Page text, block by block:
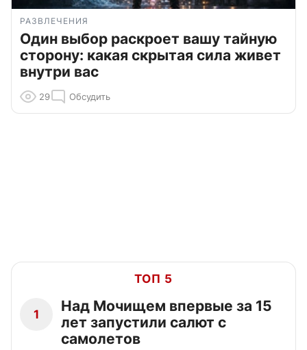
РАЗВЛЕЧЕНИЯ
Один выбор раскроет вашу тайную
сторону: какая скрытая сила живет
внутри вас
29 Обсудить
ТОП 5
1
Над Мочищем впервые за 15
лет запустили салют с
самолетов